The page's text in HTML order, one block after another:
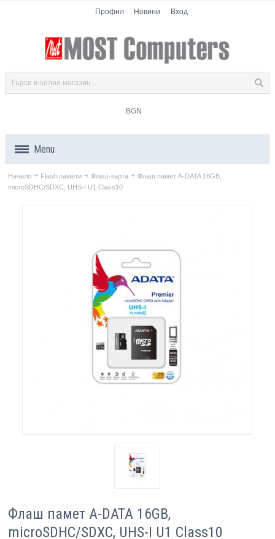
Профил Новини Вход
BGN
Menu
Продукти
Начало Flash памети Флаш-карта
Флаш памет A-DATA 16GB,
microSDHC/SDXC, UHS-I U1 Class10
Флаш памет A-DATA 16GB,
microSDHC/SDXC, UHS-I U1 Class10